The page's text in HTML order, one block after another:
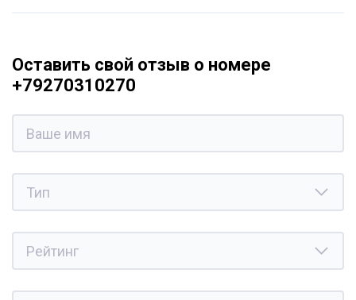
Оставить свой отзыв о номере
+79270310270